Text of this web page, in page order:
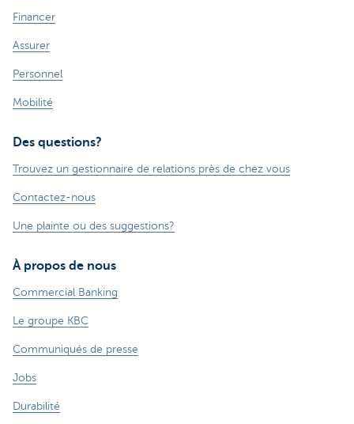
Financer
Assurer
Personnel
Mobilité
Des questions?
Trouvez un gestionnaire de relations près de chez vous
Contactez-nous
Une plainte ou des suggestions?
À propos de nous
Commercial Banking
Le groupe KBC
Communiqués de presse
Jobs
Durabilité